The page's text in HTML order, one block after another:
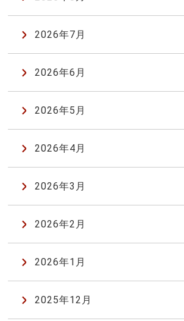
2026年7月
2026年6月
2026年5月
2026年4月
2026年3月
2026年2月
2026年1月
2025年12月